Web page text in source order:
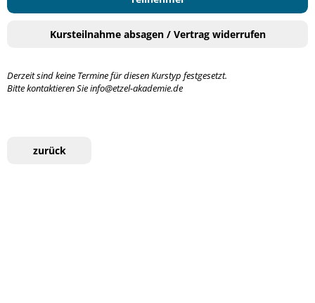
Kursteilnahme absagen / Vertrag widerrufen
Derzeit sind keine Termine für diesen Kurstyp festgesetzt.
Bitte kontaktieren Sie info@etzel-akademie.de
zurück